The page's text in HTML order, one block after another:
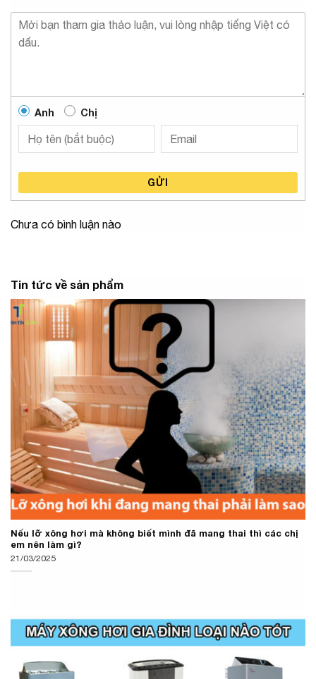
Tin tức về sản phẩm
Nếu lỡ xông hơi mà không biết mình đã mang thai thì các chị
em nên làm gì?
21/03/2025
Anh Chị
GỬI
Chưa có bình luận nào